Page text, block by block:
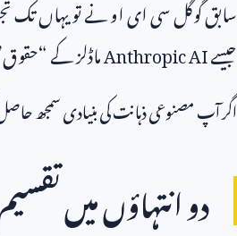
سابق گوگل سی ای او نے تو یہاں تک
جیسےAnthropic AIماڈلز کے
اگر آپ مصنوعی ذہانت کی بنیادی سمجھ حاصل
دو انتہاؤں میں